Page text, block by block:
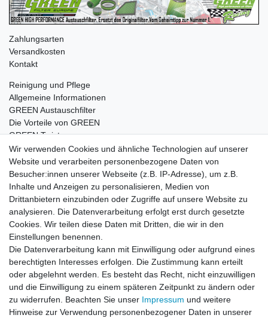
Zahlungsarten
Versandkosten
Kontakt
Reinigung und Pflege
Allgemeine Informationen
GREEN Austauschfilter
Die Vorteile von GREEN
GREEN Twister
Impressum Daten­schutz­erklärung AGB
Barrierefreiheitserklärung Widerrufs­recht
Vertrag widerrufen Kontakt
© Copyright 2026 | Alle Rechte vorbehalten.
Wir verwenden Cookies und ähnliche Technologien auf unserer
Website und verarbeiten personenbezogene Daten von
Besucher:innen unserer Webseite (z.B. IP-Adresse), um z.B.
Inhalte und Anzeigen zu personalisieren, Medien von
Drittanbietern einzubinden oder Zugriffe auf unsere Website zu
analysieren. Die Datenverarbeitung erfolgt erst durch gesetzte
Cookies. Wir teilen diese Daten mit Dritten, die wir in den
Einstellungen benennen.
Die Datenverarbeitung kann mit Einwilligung oder aufgrund eines
berechtigten Interesses erfolgen. Die Zustimmung kann erteilt
oder abgelehnt werden. Es besteht das Recht, nicht einzuwilligen
und die Einwilligung zu einem späteren Zeitpunkt zu ändern oder
zu widerrufen. Beachten Sie unser Impressum und weitere
Hinweise zur Verwendung personenbezogener Daten in unserer